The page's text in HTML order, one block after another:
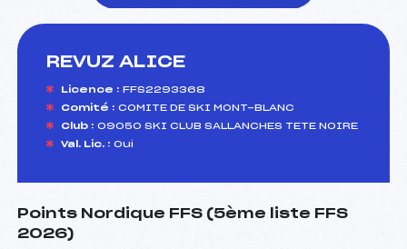
REVUZ ALICE
Licence : FFS2293368
Comité : COMITE DE SKI MONT-BLANC
Club : 09050 SKI CLUB SALLANCHES TETE NOIRE
Val. Lic. : Oui
Points Nordique FFS (5ème liste FFS
2026)